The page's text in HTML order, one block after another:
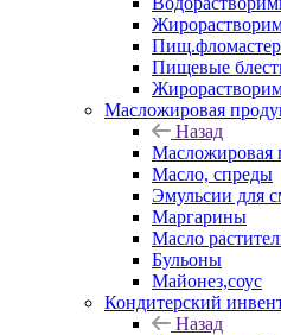
Пищевые
Масложировая
Назад
Масложировая
Масло, спреды
Эмульсии для
Маргарины
Масло
Бульоны
Майонез,соус
Кондитерский
Назад